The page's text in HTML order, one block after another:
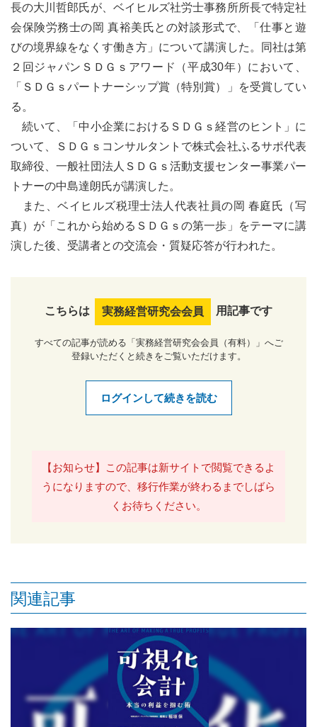
長の大川哲郎氏が、ベイヒルズ社労士事務所所長で特定社
会保険労務士の岡 真裕美氏との対談形式で、「仕事と遊
びの境界線をなくす働き方」について講演した。同社は第
２回ジャパンＳＤＧｓアワード（平成30年）において、
「ＳＤＧｓパートナーシップ賞（特別賞）」を受賞してい
る。
続いて、「中小企業におけるＳＤＧｓ経営のヒント」に
ついて、ＳＤＧｓコンサルタントで株式会社ふるサポ代表
取締役、一般社団法人ＳＤＧｓ活動支援センター事業パー
トナーの中島達朗氏が講演した。
また、ベイヒルズ税理士法人代表社員の岡 春庭氏（写
真）が「これから始めるＳＤＧｓの第一歩」をテーマに講
演した後、受講者との交流会・質疑応答が行われた。
こちらは 実務経営研究会会員 用記事です
すべての記事が読める「実務経営研究会会員（有料）」へご
登録いただくと続きをご覧いただけます。
ログインして続きを読む
【お知らせ】この記事は新サイトで閲覧できるよ
うになりますので、移行作業が終わるまでしばら
くお待ちください。
関連記事